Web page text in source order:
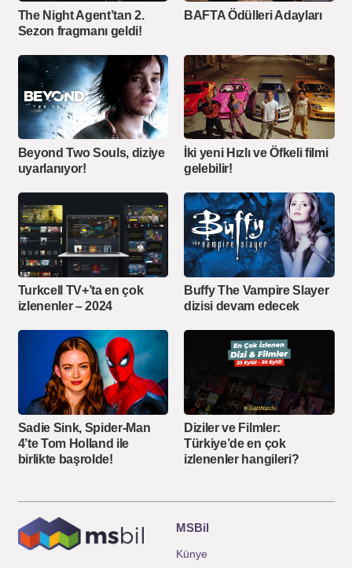
The Night Agent’tan 2.
Sezon fragmanı geldi!
BAFTA Ödülleri Adayları
Beyond Two Souls, diziye
uyarlanıyor!
İki yeni Hızlı ve Öfkeli filmi
gelebilir!
Turkcell TV+’ta en çok
izlenenler – 2024
Buffy The Vampire Slayer
dizisi devam edecek
Sadie Sink, Spider-Man
4’te Tom Holland ile
birlikte başrolde!
Diziler ve Filmler:
Türkiye’de en çok
izlenenler hangileri?
MSBil
Künye